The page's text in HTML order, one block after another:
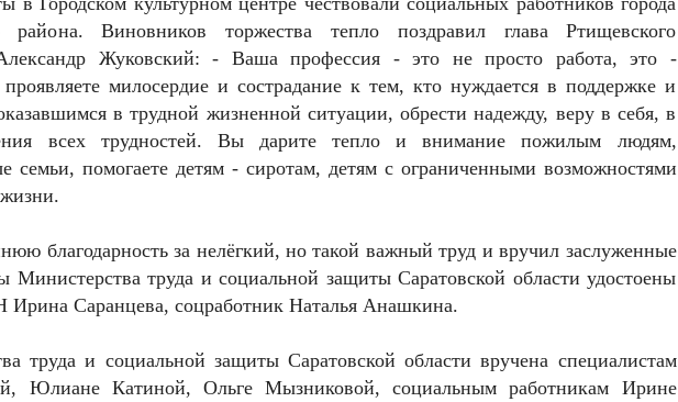
Виновников торжества тепло поздравил глава Ртищевского
Жуковский: - Ваша профессия - это не просто работа, это -
милосердие и сострадание к тем, кто нуждается в поддержке и
в трудной жизненной ситуации, обрести надежду, веру в себя, в
всех трудностей. Вы дарите тепло и внимание пожилым людям,
семьи, помогаете детям - сиротам, детям с ограниченными возможностями
жизни.
благодарность за нелёгкий, но такой важный труд и вручил заслуженные
Министерства труда и социальной защиты Саратовской области удостоены
Саранцева, соцработник Наталья Анашкина.
труда и социальной защиты Саратовской области вручена специалистам
Юлиане Катиной, Ольге Мызниковой, социальным работникам Ирине